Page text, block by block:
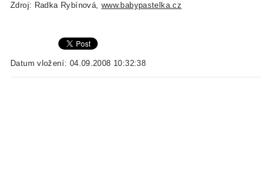
Zdroj: Radka Rybínová, www.babypastelka.cz
Datum vložení: 04.09.2008 10:32:38